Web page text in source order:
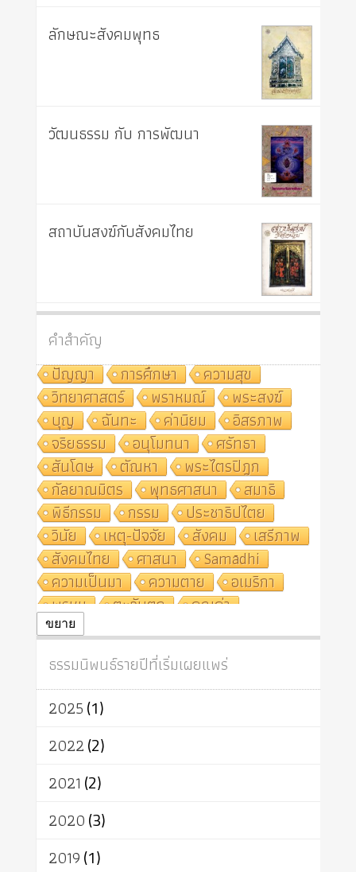
ลักษณะสังคมพุทธ
วัฒนธรรม กับ การพัฒนา
สถาบันสงฆ์กับสังคมไทย
คำสำคัญ
ปัญญา
การศึกษา
ความสุข
วิทยาศาสตร์
พราหมณ์
พระสงฆ์
บุญ
ฉันทะ ค่านิยม
อิสรภาพ
จริยธรรม
อนุโมทนา
ศรัทธา
สันโดษ
ตัณหา
พระไตรปิฎก
กัลยาณมิตร
พุทธศาสนา
สมาธิ
พิธีกรรม
กรรม
ประชาธิปไตย
วินัย
เหตุ-ปัจจัย สังคม
เสรีภาพ
สังคมไทย
ศาสนา
Samādhi
ความเป็นมา
ความตาย
อเมริกา
พรหม
ตะวันตก
คุณค่า
ปฏิจจสมุปบาท
ศาสนาประจำชาติ
อินเดีย
ผู้บริโภค
ธรรมาธิปไตย
จักร
การแยกรัฐกับศาสนา
ธรรมชาติ
เทคโนโลยี
สิทธิ
พุทธบริษัท
อัตถะ
เทวดา
ขยาย
ธรรมนิพนธ์รายปีที่เริ่มเผยแพร่
2025(1)
2022(2)
2021 (2)
2020(3)
2019(1)